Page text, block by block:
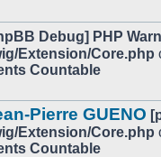
Debug] PHP
Extension/Core.php
Countable
Pierre GUENO
Extension/Core.php
Countable